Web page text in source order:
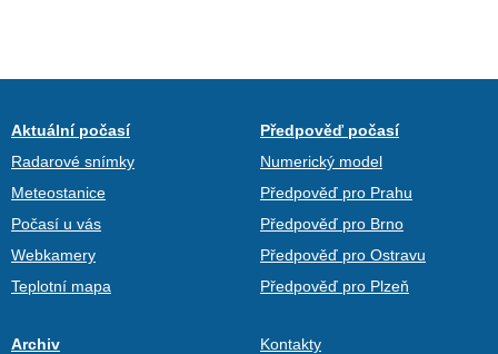
Aktuální počasí
Radarové snímky
Meteostanice
Počasí u vás
Webkamery
Teplotní mapa
Předpověď počasí
Numerický model
Předpověď pro Prahu
Předpověď pro Brno
Předpověď pro Ostravu
Předpověď pro Plzeň
Archiv Kontakty